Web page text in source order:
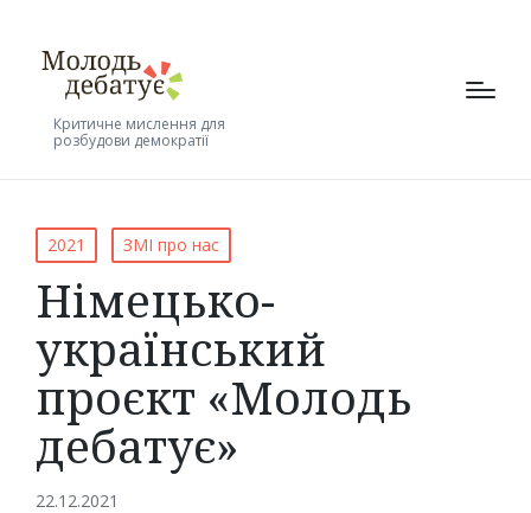
Критичне мислення для
розбудови демократії
Posted
in
2021 ЗМІ про нас
Німецько-
український
проєкт «Молодь
дебатує»
22.12.2021